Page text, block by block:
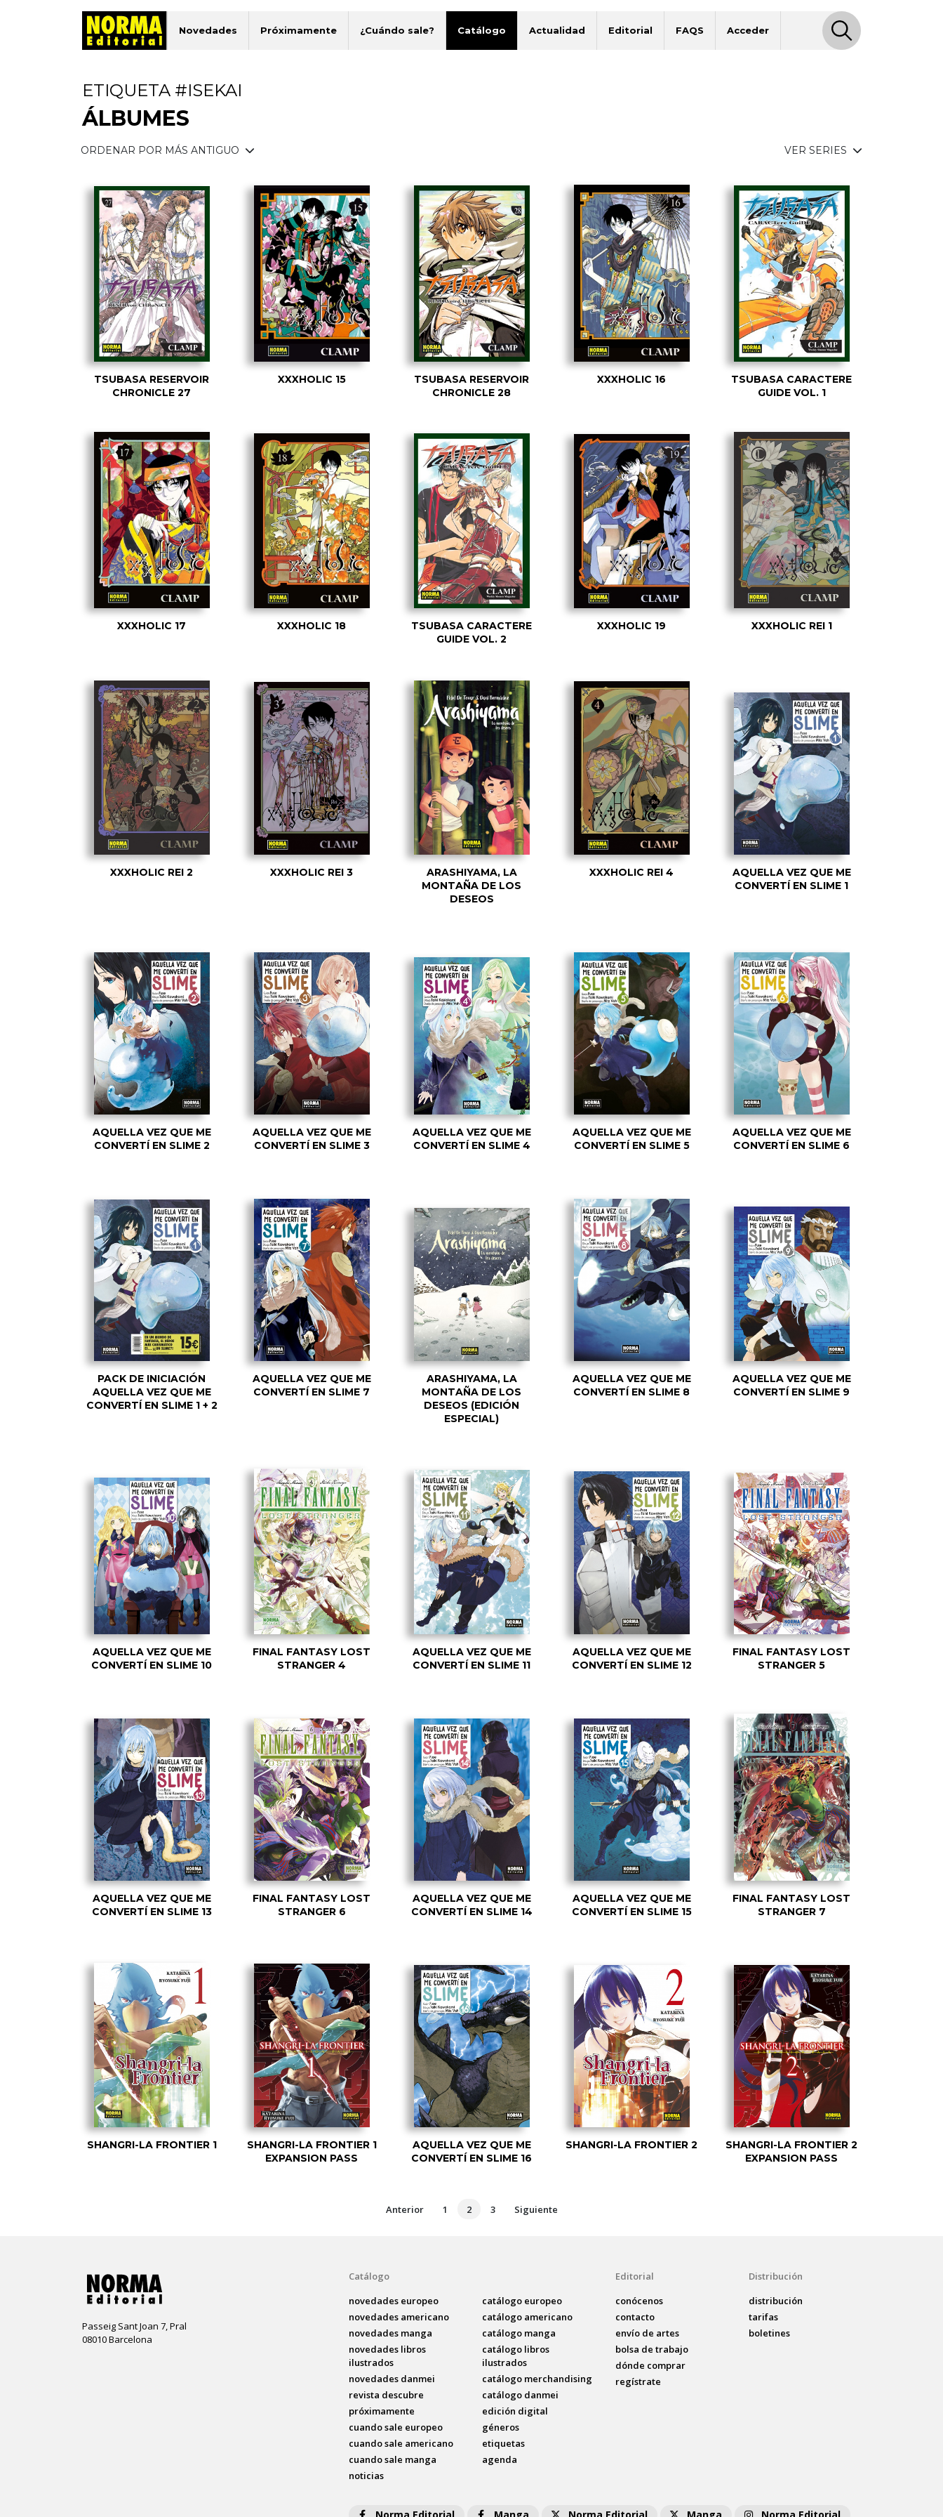
Novedades Próximamente ¿Cuándo sale? Catálogo Actualidad Editorial FAQS Acceder
ETIQUETA #ISEKAI
ÁLBUMES
ORDENAR POR MÁS ANTIGUO VER SERIES
TSUBASA RESERVOIR
CHRONICLE 27
XXXHOLIC 15
TSUBASA RESERVOIR
CHRONICLE 28
XXXHOLIC 16
TSUBASA CARACTERE
GUIDE VOL. 1
XXXHOLIC 17 XXXHOLIC 18
TSUBASA CARACTERE
GUIDE VOL. 2
XXXHOLIC 19 XXXHOLIC REI 1
XXXHOLIC REI 2 XXXHOLIC REI 3
ARASHIYAMA, LA
MONTAÑA DE LOS
DESEOS
XXXHOLIC REI 4
AQUELLA VEZ QUE ME
CONVERTÍ EN SLIME 1
AQUELLA VEZ QUE ME
CONVERTÍ EN SLIME 2
AQUELLA VEZ QUE ME
CONVERTÍ EN SLIME 3
AQUELLA VEZ QUE ME
CONVERTÍ EN SLIME 4
AQUELLA VEZ QUE ME
CONVERTÍ EN SLIME 5
AQUELLA VEZ QUE ME
CONVERTÍ EN SLIME 6
PACK DE INICIACIÓN
AQUELLA VEZ QUE ME
CONVERTÍ EN SLIME 1 + 2
AQUELLA VEZ QUE ME
CONVERTÍ EN SLIME 7
ARASHIYAMA, LA
MONTAÑA DE LOS
DESEOS (EDICIÓN
ESPECIAL)
AQUELLA VEZ QUE ME
CONVERTÍ EN SLIME 8
AQUELLA VEZ QUE ME
CONVERTÍ EN SLIME 9
AQUELLA VEZ QUE ME
CONVERTÍ EN SLIME 10
FINAL FANTASY LOST
STRANGER 4
AQUELLA VEZ QUE ME
CONVERTÍ EN SLIME 11
AQUELLA VEZ QUE ME
CONVERTÍ EN SLIME 12
FINAL FANTASY LOST
STRANGER 5
AQUELLA VEZ QUE ME
CONVERTÍ EN SLIME 13
FINAL FANTASY LOST
STRANGER 6
AQUELLA VEZ QUE ME
CONVERTÍ EN SLIME 14
AQUELLA VEZ QUE ME
CONVERTÍ EN SLIME 15
FINAL FANTASY LOST
STRANGER 7
SHANGRI-LA FRONTIER 1
SHANGRI-LA FRONTIER 1
EXPANSION PASS
AQUELLA VEZ QUE ME
CONVERTÍ EN SLIME 16
SHANGRI-LA FRONTIER 2
SHANGRI-LA FRONTIER 2
EXPANSION PASS
Anterior 1 2 3 Siguiente
Passeig Sant Joan 7, Pral
08010 Barcelona
Catálogo
novedades europeo
novedades americano
novedades manga
novedades libros
ilustrados
novedades danmei
revista descubre
próximamente
cuando sale europeo
cuando sale americano
cuando sale manga
noticias
catálogo europeo
catálogo americano
catálogo manga
catálogo libros
ilustrados
catálogo merchandising
catálogo danmei
edición digital
géneros
etiquetas
agenda
Editorial
conócenos
contacto
envío de artes
bolsa de trabajo
dónde comprar
regístrate
Distribución
distribución
tarifas
boletines